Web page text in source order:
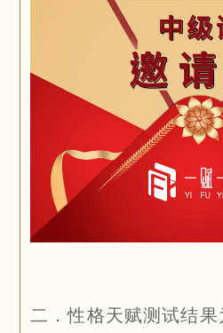
二．性格天赋测试结